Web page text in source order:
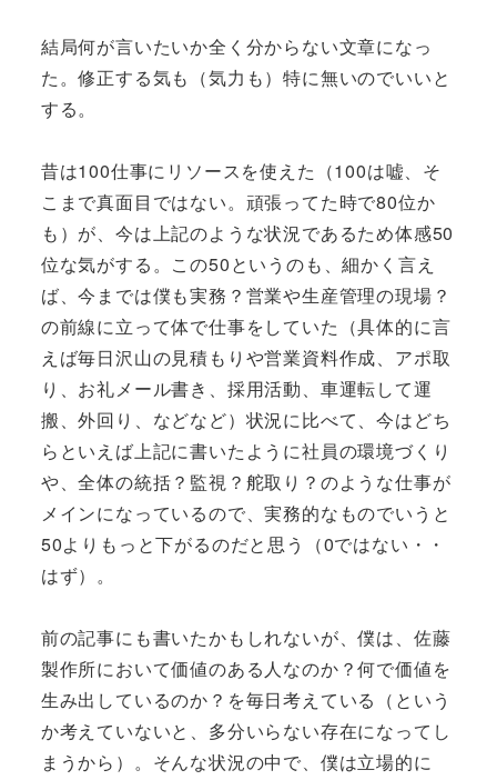
結局何が言いたいか全く分からない文章になっ
た。修正する気も（気力も）特に無いのでいいと
する。
昔は100仕事にリソースを使えた（100は嘘、そ
こまで真面目ではない。頑張ってた時で80位か
も）が、今は上記のような状況であるため体感50
位な気がする。この50というのも、細かく言え
ば、今までは僕も実務？営業や生産管理の現場？
の前線に立って体で仕事をしていた（具体的に言
えば毎日沢山の見積もりや営業資料作成、アポ取
り、お礼メール書き、採用活動、車運転して運
搬、外回り、などなど）状況に比べて、今はどち
らといえば上記に書いたように社員の環境づくり
や、全体の統括？監視？舵取り？のような仕事が
メインになっているので、実務的なものでいうと
50よりもっと下がるのだと思う（0ではない・・
はず）。
前の記事にも書いたかもしれないが、僕は、佐藤
製作所において価値のある人なのか？何で価値を
生み出しているのか？を毎日考えている（という
か考えていないと、多分いらない存在になってし
まうから）。そんな状況の中で、僕は立場的に